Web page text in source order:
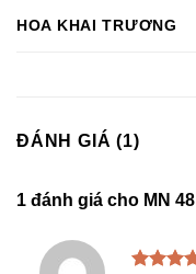
HOA KHAI TRƯƠNG
ĐÁNH GIÁ (1)
1 đánh giá cho MN 48